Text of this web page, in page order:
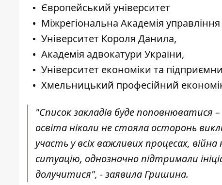
Європейський університет
Міжрегіональна Академія
Університет Короля Данила,
Академія адвокатури України,
Університет економіки та
Хмельницький професійний
"Список закладів буде
освіта ніколи не стояла осторонь
участь у всіх важливих процесах,
ситуацію, однозначно підтримали
долучитися", - заявила Гришина.